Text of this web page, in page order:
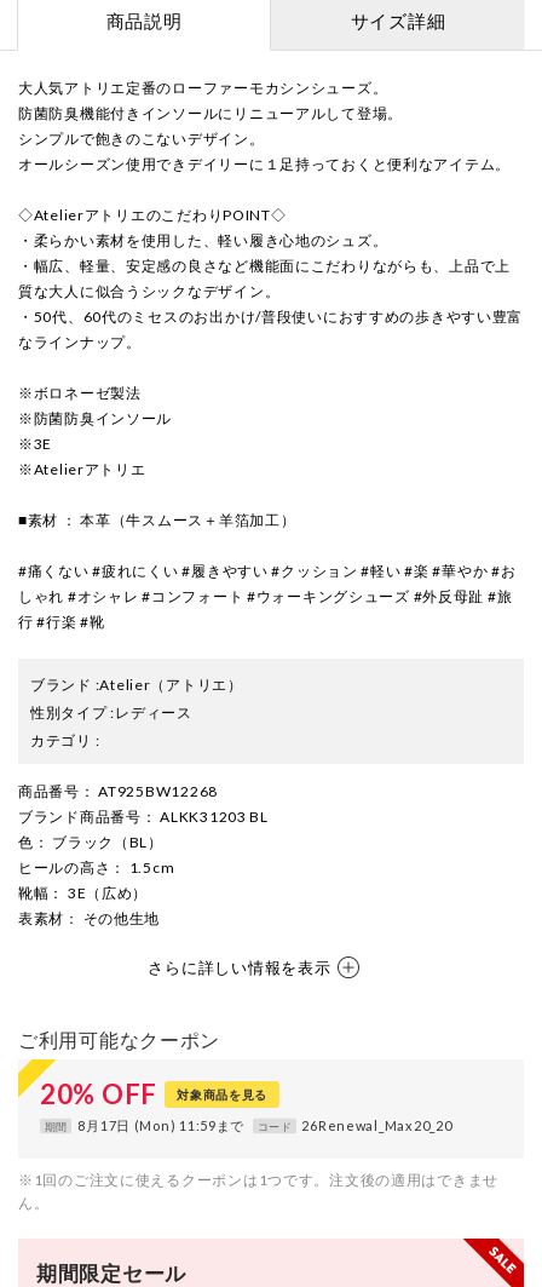
商品説明 サイズ詳細
大人気アトリエ定番のローファーモカシンシューズ。
防菌防臭機能付きインソールにリニューアルして登場。
シンプルで飽きのこないデザイン。
オールシーズン使用できデイリーに１足持っておくと便利なアイテム。
◇AtelierアトリエのこだわりPOINT◇
・柔らかい素材を使用した、軽い履き心地のシュズ。
・幅広、軽量、安定感の良さなど機能面にこだわりながらも、上品で上
質な大人に似合うシックなデザイン。
・50代、60代のミセスのお出かけ/普段使いにおすすめの歩きやすい豊富
なラインナップ。
※ボロネーゼ製法
※防菌防臭インソール
※3E
※Atelierアトリエ
■素材 ： 本革（牛スムース＋羊箔加工）
#痛くない #疲れにくい #履きやすい #クッション #軽い #楽 #華やか #お
しゃれ #オシャレ #コンフォート #ウォーキングシューズ #外反母趾 #旅
行 #行楽 #靴
ブランド :Atelier （アトリエ）
性別タイプ:レディース
カテゴリ :
商品番号 ： AT925BW12268
ブランド商品番号 ： ALKK31203 BL
色 ： ブラック（BL）
ヒールの高さ ： 1.5cm
靴幅 ： 3E（広め）
表素材 ： その他生地
さらに詳しい情報を表示
ご利用可能なクーポン
20% OFF 対象商品を見る
期間 8月17日 (Mon) 11:59まで コード 26Renewal_Max20_20
※1回のご注文に使えるクーポンは1つです。注文後の適用はできませ
ん。
期間限定セール